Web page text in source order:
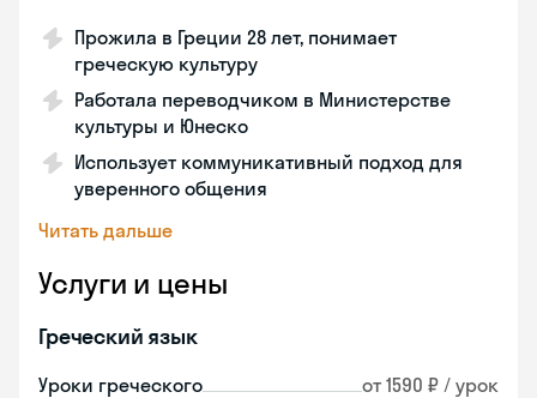
Прожила в Греции 28 лет, понимает
греческую культуру
Работала переводчиком в Министерстве
культуры и Юнеско
Использует коммуникативный подход для
уверенного общения
Читать дальше
Услуги и цены
Греческий язык
Уроки греческого от 1590 ₽ / урок